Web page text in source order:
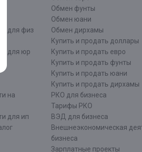
для физ
для юр
на
для ип
Обмен фунты
Обмен юани
Обмен дирхамы
Купить и продать доллары
Купить и продать евро
Купить и продать фунты
Купить и продать юани
Купить и продать дирхамы
РКО для бизнеса
Тарифы РКО
ВЭД для бизнеса
Внешнеэкономическая
бизнеса
Зарплатные проекты